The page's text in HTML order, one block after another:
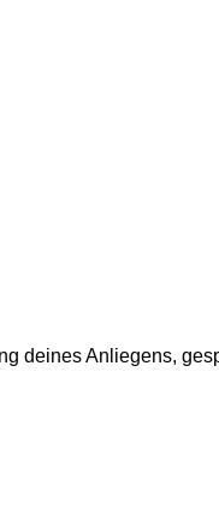
deines Anliegens,